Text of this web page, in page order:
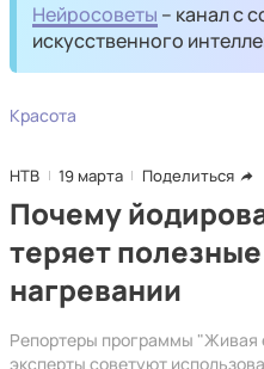
Нейросоветы – канал с
искусственного
Красота
НТВ 19 марта Поделиться
Почему
теряет
нагревании
Репортеры программы "Живая
эксперты советуют